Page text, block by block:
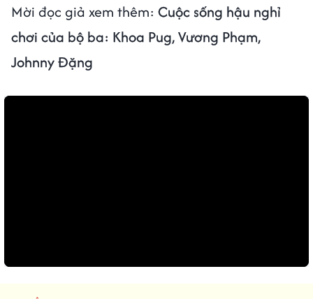
Mời đọc giả xem thêm: Cuộc sống hậu nghỉ
chơi của bộ ba: Khoa Pug, Vương Phạm,
Johnny Đặng